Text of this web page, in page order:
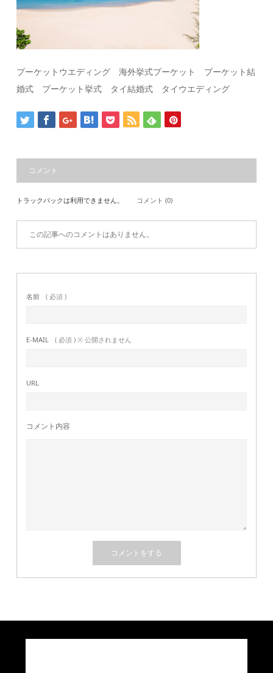
プーケットウエディング 海外挙式プーケット プーケット結
婚式 プーケット挙式 タイ結婚式 タイウエディング
コメント
トラックバックは利用できません。 コメント (0)
この記事へのコメントはありません。
名前 ( 必須 )
E-MAIL ( 必須 ) ※ 公開されません
URL
コメント内容